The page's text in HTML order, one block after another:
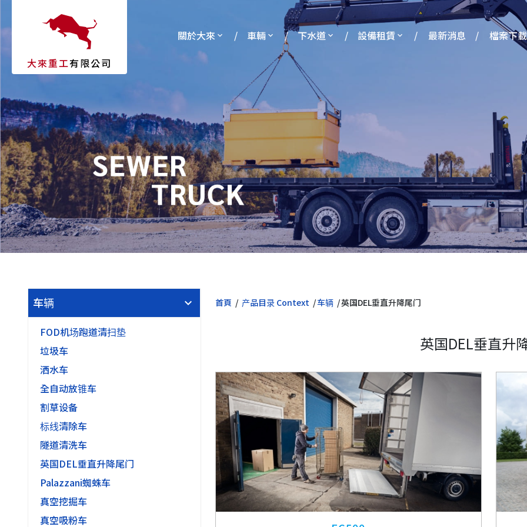
大來重工有限公司
關於大來 車輛 下水道 設備租賃 最新消息 檔案下載
车辆
FOD机场跑道清扫垫
垃圾车
洒水车
全自动放锥车
割草设备
标线清除车
隧道清洗车
英国DEL垂直升降尾门
Palazzani蜘蛛车
真空挖掘车
真空吸粉车
首頁 产品目录 Context 车辆 英国DEL垂直升降尾门
英国DEL垂直升